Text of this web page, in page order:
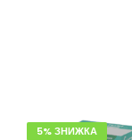
5% ЗНИЖКА